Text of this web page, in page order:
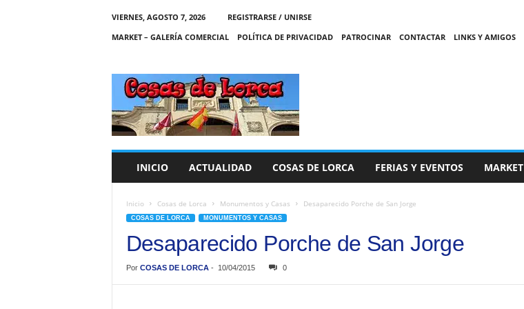
VIERNES, AGOSTO 7, 2026
REGISTRARSE / UNIRSE
MARKET – GALERÍA COMERCIAL
POLÍTICA DE PRIVACIDAD PATROCINAR CONTACTAR LINKS Y AMIGOS
C
A
S
INICIO ACTUALIDAD COSAS DE LORCA FERIAS Y EVENTOS MARKET
Inicio Cosas de Lorca Monumentos y Casas Desaparecido Porche de San Jorge
COSAS DE LORCA MONUMENTOS Y CASAS
Desaparecido Porche de San Jorge
Por COSAS DE LORCA- 10/04/2015 0